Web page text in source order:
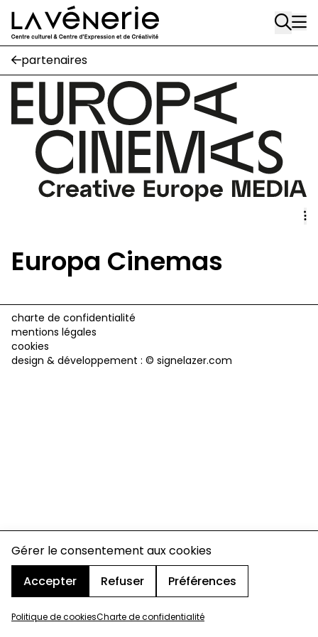
Gérer le consentement aux cookies
Accepter
Refuser Préférences
Politique de cookiesCharte de confidentialité
Aller au contenu principal
Rue Gratès, 3
1170 Watermael-Boitsfort
02 663 85 50
Écuries
Place Gilson, 3
1170 Watermael-Boitsfort
02 663 85 50
suivez-nous
AA
partenaires
Europa Cinemas
charte de confidentialité
mentions légales
cookies
design & développement : © signelazer.com